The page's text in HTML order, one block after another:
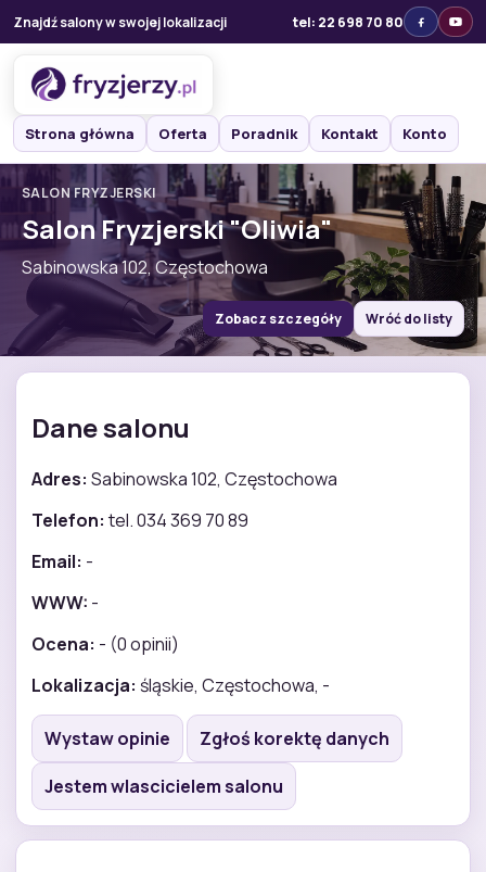
Znajdź salony w swojej lokalizacji tel: 22 698 70 80
Strona główna Oferta Poradnik Kontakt Konto
SALON FRYZJERSKI
Salon Fryzjerski "Oliwia"
Sabinowska 102, Częstochowa
Zobacz szczegóły Wróć do listy
Dane salonu
Adres: Sabinowska 102, Częstochowa
Telefon: tel. 034 369 70 89
Email: -
WWW: -
Ocena: - (0 opinii)
Lokalizacja: śląskie, Częstochowa, -
Wystaw opinie
Zgłoś korektę danych
Jestem wlascicielem salonu